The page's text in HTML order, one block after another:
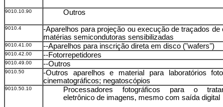
9010.10.90 Outros
9010.4
-Aparelhos para projeção ou execução de traçados de
matérias semicondutoras sensibilizadas
9010.41.00 --Aparelhos para inscrição direta em disco ("wafers")
9010.42.00 --Fotorrepetidores
9010.49.00 --Outros
9010.50
-Outros aparelhos e material para laboratórios
cinematográficos; negatoscópios
9010.50.10
Processadores fotográficos para o
eletrônico de imagens, mesmo com saída digital